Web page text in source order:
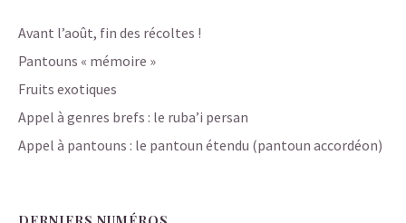
Avant l’août, fin des récoltes !
Pantouns « mémoire »
Fruits exotiques
Appel à genres brefs : le ruba’i persan
Appel à pantouns : le pantoun étendu (pantoun accordéon)